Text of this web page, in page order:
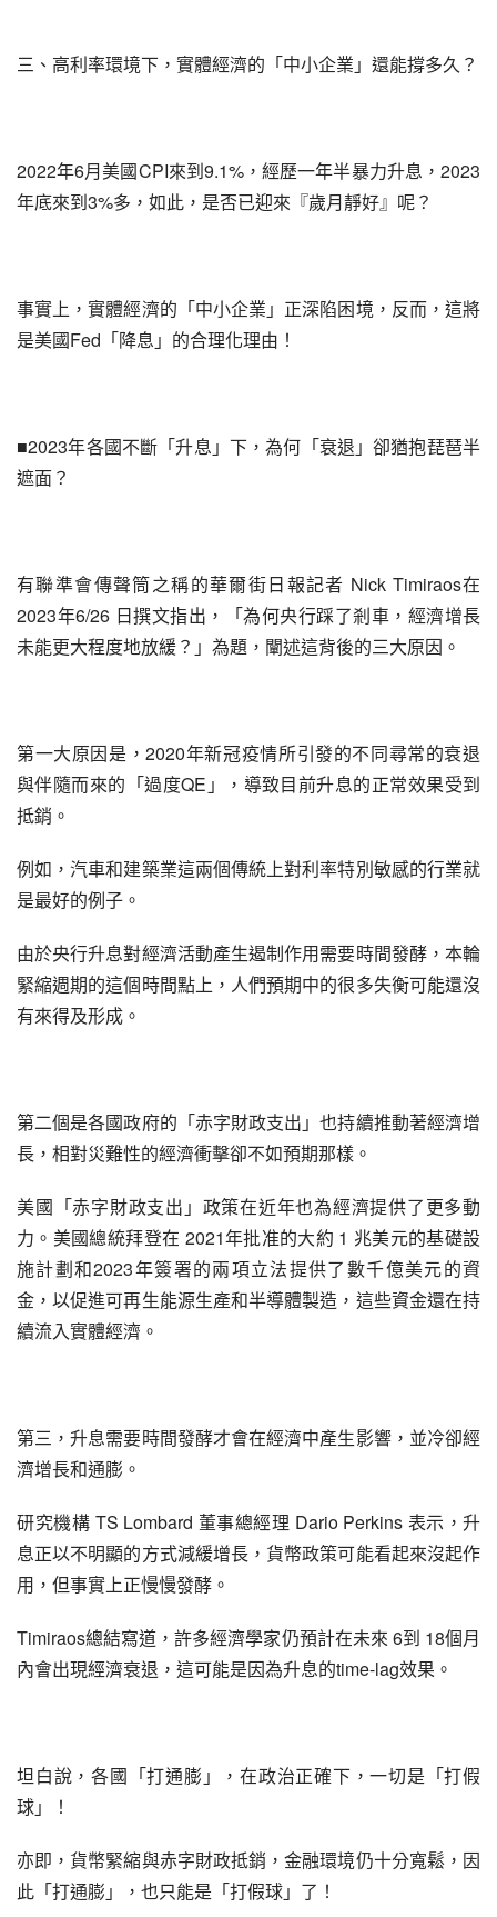
三、高利率環境下，實體經濟的「中小企業」還能撐多久？
2022年6月美國CPI來到9.1%，經歷一年半暴力升息，2023
年底來到3%多，如此，是否已迎來『歲月靜好』呢？
事實上，實體經濟的「中小企業」正深陷困境，反而，這將
是美國Fed「降息」的合理化理由！
■2023年各國不斷「升息」下，為何「衰退」卻猶抱琵琶半
遮面？
有聯準會傳聲筒之稱的華爾街日報記者 Nick Timiraos在
2023年6/26 日撰文指出，「為何央行踩了剎車，經濟增長
未能更大程度地放緩？」為題，闡述這背後的三大原因。
第一大原因是，2020年新冠疫情所引發的不同尋常的衰退
與伴隨而來的「過度QE」，導致目前升息的正常效果受到
抵銷。
例如，汽車和建築業這兩個傳統上對利率特別敏感的行業就
是最好的例子。
由於央行升息對經濟活動產生遏制作用需要時間發酵，本輪
緊縮週期的這個時間點上，人們預期中的很多失衡可能還沒
有來得及形成。
第二個是各國政府的「赤字財政支出」也持續推動著經濟增
長，相對災難性的經濟衝擊卻不如預期那樣。
美國「赤字財政支出」政策在近年也為經濟提供了更多動
力。美國總統拜登在 2021年批准的大約 1 兆美元的基礎設
施計劃和2023年簽署的兩項立法提供了數千億美元的資
金，以促進可再生能源生產和半導體製造，這些資金還在持
續流入實體經濟。
第三，升息需要時間發酵才會在經濟中產生影響，並冷卻經
濟增長和通膨。
研究機構 TS Lombard 董事總經理 Dario Perkins 表示，升
息正以不明顯的方式減緩增長，貨幣政策可能看起來沒起作
用，但事實上正慢慢發酵。
Timiraos總結寫道，許多經濟學家仍預計在未來 6到 18個月
內會出現經濟衰退，這可能是因為升息的time-lag效果。
坦白說，各國「打通膨」，在政治正確下，一切是「打假
球」！
亦即，貨幣緊縮與赤字財政抵銷，金融環境仍十分寬鬆，因
此「打通膨」，也只能是「打假球」了！